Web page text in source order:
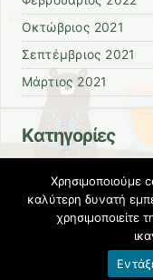
Οκτώβριος 2021
Σεπτέμβριος 2021
Μάρτιος 2021
Kατηγορίες
Κοινωνικές
Χωρίς κατηγορία
Χρησιμοποιούμε
καλύτερη δυνατή
χρησιμοποιείτε